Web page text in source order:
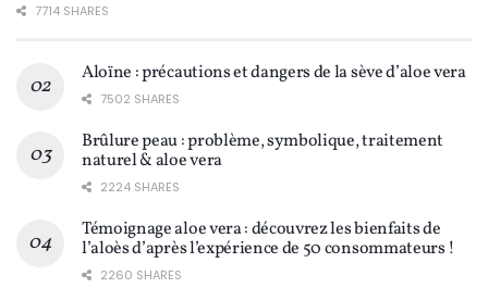
7714 SHARES
Aloïne : précautions et dangers de la sève d’aloe vera
7502 SHARES
Brûlure peau : problème, symbolique, traitement
naturel & aloe vera
2224 SHARES
Témoignage aloe vera : découvrez les bienfaits de
l’aloès d’après l’expérience de 50 consommateurs !
2260 SHARES